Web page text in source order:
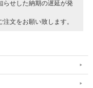
らせした納期の遅延が発
文をお願い致します。